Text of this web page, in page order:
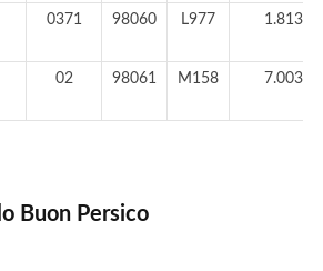
0371 98060 L977 1.813 ab
02 98061 M158 7.003 ab
Buon Persico